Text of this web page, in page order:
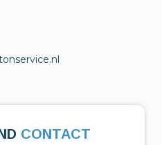
CONTACT